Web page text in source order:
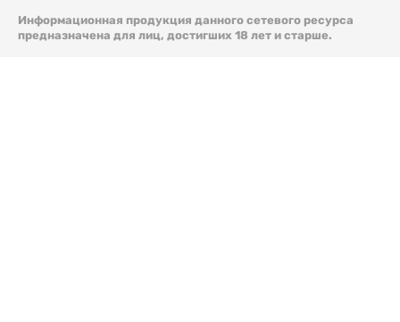
Информационная продукция данного сетевого ресурса
предназначена для лиц, достигших 18 лет и старше.